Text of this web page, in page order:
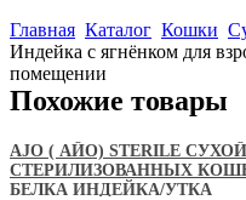
Главная Каталог Кошки
Индейка с ягнёнком для
помещении
Похожие товары
АJO ( АЙО) STERILE
СТЕРИЛИЗОВАННЫХ
БЕЛКА ИНДЕЙКА/УТКА